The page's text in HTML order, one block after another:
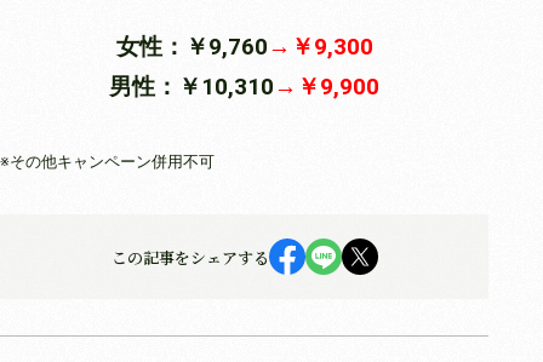
女性：￥9,760→￥9,300
男性：￥10,310→￥9,900
※その他キャンペーン併用不可
この記事をシェアする